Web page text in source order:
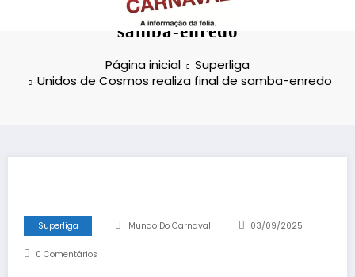
Unidos de Cosmos realiza final de
samba-enredo
Página inicial
Superliga
Unidos de Cosmos realiza final de samba-enredo
Superliga Mundo Do Carnaval 03/09/2025
0 Comentários